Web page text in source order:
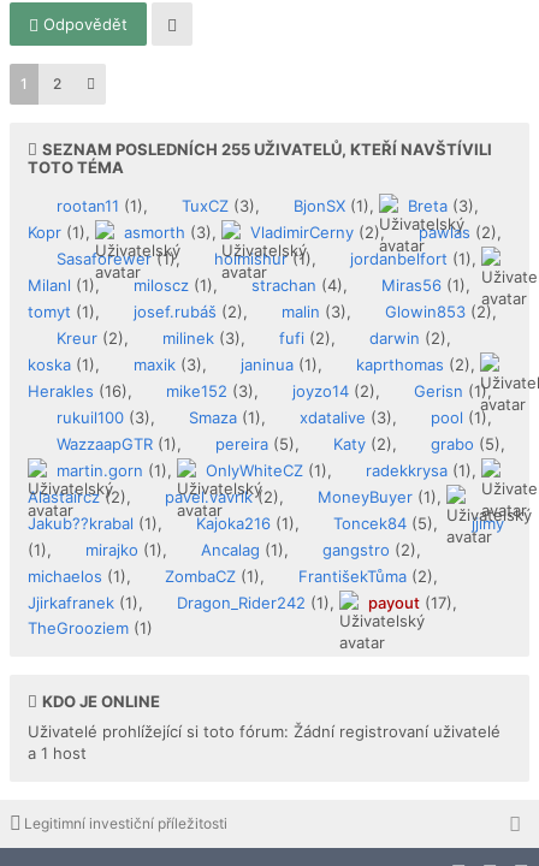
Odpovědět
1 2
SEZNAM POSLEDNÍCH 255UŽIVATELŮ, KTEŘÍ NAVŠTÍVILI
TOTO TÉMA
rootan11 (1), TuxCZ (3), BjonSX (1), Breta (3),
Kopr (1), asmorth (3), VladimirCerny (2), pawlas (2),
Sasaforewer(1), holmishur(1), jordanbelfort (1),
Milanl (1), miloscz (1), strachan (4), Miras56 (1),
tomyt (1), josef.rubáš (2), malin (3), Glowin853 (2),
Kreur (2), milinek (3), fufi (2), darwin (2),
koska (1), maxik (3), janinua (1), kaprthomas (2),
Herakles (16), mike152 (3), joyzo14 (2), Gerisn (1),
rukuil100 (3), Smaza (1), xdatalive (3), pool (1),
WazzaapGTR (1), pereira (5), Katy (2), grabo (5),
martin.gorn (1), OnlyWhiteCZ (1), radekkrysa (1),
Alastaircz(2), pavel.vavrik(2), MoneyBuyer (1),
Jakub??krabal (1), Kajoka216 (1), Toncek84 (5),
jjimy
(1),
mirajko (1), Ancalag (1), gangstro (2),
michaelos (1), ZombaCZ (1), FrantišekTůma (2),
Jjirkafranek (1), Dragon_Rider242 (1), payout (17),
TheGrooziem (1)
KDO JE ONLINE
Uživatelé prohlížející si toto fórum: Žádní registrovaní uživatelé
a 1 host
Legitimní investiční příležitosti